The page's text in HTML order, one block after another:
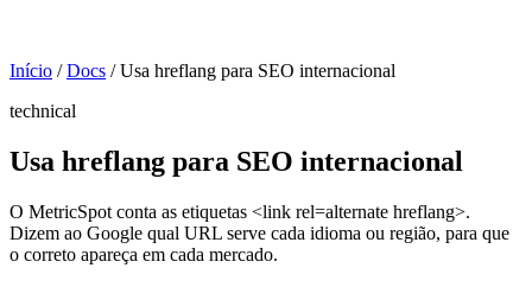
Início / Docs / Usa hreflang para SEO internacional
technical
Usa hreflang para SEO internacional
O MetricSpot conta as etiquetas <link rel=alternate hreflang>.
Dizem ao Google qual URL serve cada idioma ou região, para que
o correto apareça em cada mercado.